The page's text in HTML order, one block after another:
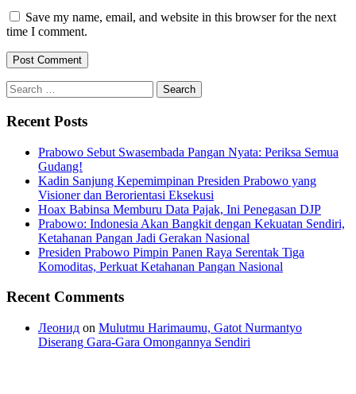
Save my name, email, and website in this browser for the next
time I comment.
Search
for:
Recent Posts
Prabowo Sebut Swasembada Pangan Nyata: Periksa Semua
Gudang!
Kadin Sanjung Kepemimpinan Presiden Prabowo yang
Visioner dan Berorientasi Eksekusi
Hoax Babinsa Memburu Data Pajak, Ini Penegasan DJP
Prabowo: Indonesia Akan Bangkit dengan Kekuatan Sendiri,
Ketahanan Pangan Jadi Gerakan Nasional
Presiden Prabowo Pimpin Panen Raya Serentak Tiga
Komoditas, Perkuat Ketahanan Pangan Nasional
Recent Comments
Леонид on Mulutmu Harimaumu, Gatot Nurmantyo
Diserang Gara-Gara Omongannya Sendiri